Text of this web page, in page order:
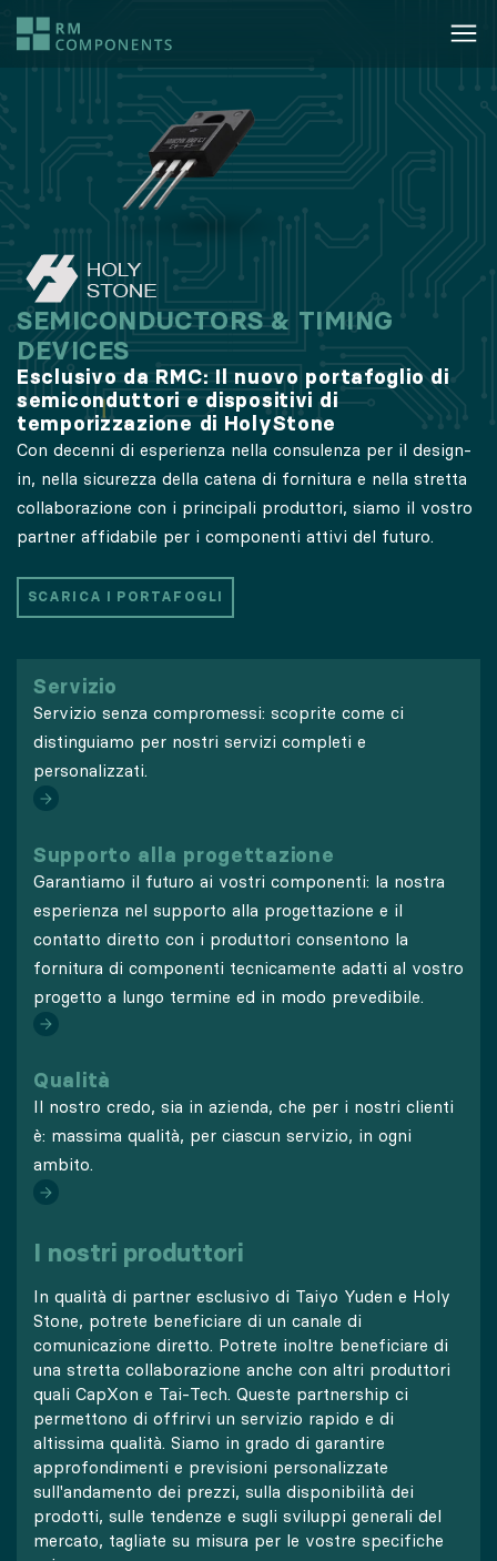
SEMICONDUCTORS & TIMING
DEVICES
Esclusivo da RMC: Il nuovo portafoglio di
semiconduttori e dispositivi di
temporizzazione di HolyStone
Con decenni di esperienza nella consulenza per il design-
in, nella sicurezza della catena di fornitura e nella stretta
collaborazione con i principali produttori, siamo il vostro
partner affidabile per i componenti attivi del futuro.
SCARICA I PORTAFOGLI
Servizio
Servizio senza compromessi: scoprite come ci
distinguiamo per nostri servizi completi e
personalizzati.
Supporto alla progettazione
Garantiamo il futuro ai vostri componenti: la nostra
esperienza nel supporto alla progettazione e il
contatto diretto con i produttori consentono la
fornitura di componenti tecnicamente adatti al vostro
progetto a lungo termine ed in modo prevedibile.
Qualità
Il nostro credo, sia in azienda, che per i nostri clienti
è: massima qualità, per ciascun servizio, in ogni
ambito.
I nostri produttori
In qualità di partner esclusivo di Taiyo Yuden e Holy
Stone, potrete beneficiare di un canale di
comunicazione diretto. Potrete inoltre beneficiare di
una stretta collaborazione anche con altri produttori
quali CapXon e Tai-Tech. Queste partnership ci
permettono di offrirvi un servizio rapido e di
altissima qualità. Siamo in grado di garantire
approfondimenti e previsioni personalizzate
sull'andamento dei prezzi, sulla disponibilità dei
prodotti, sulle tendenze e sugli sviluppi generali del
mercato, tagliate su misura per le vostre specifiche